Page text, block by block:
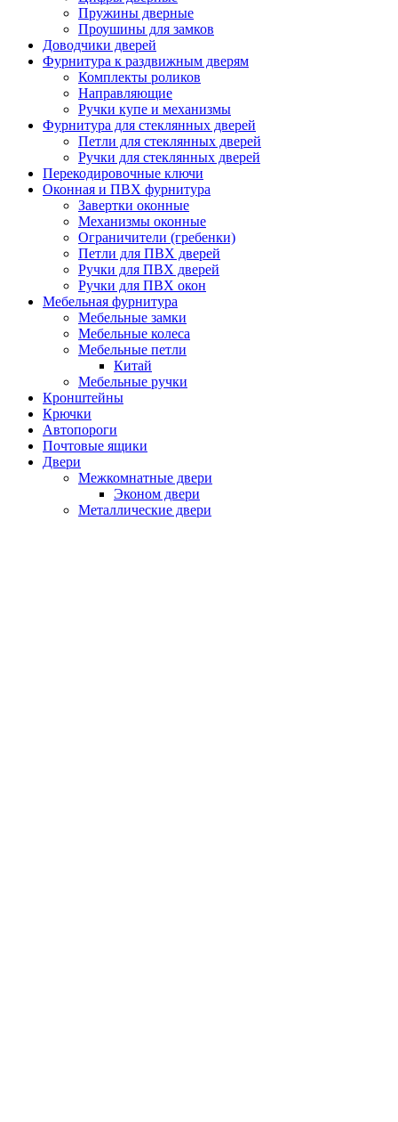
Пружины дверные
Проушины для замков
Доводчики дверей
Фурнитура к раздвижным дверям
Комплекты роликов
Направляющие
Ручки купе и механизмы
Фурнитура для стеклянных дверей
Петли для стеклянных дверей
Ручки для стеклянных дверей
Перекодировочные ключи
Оконная и ПВХ фурнитура
Завертки оконные
Механизмы оконные
Ограничители (гребенки)
Петли для ПВХ дверей
Ручки для ПВХ дверей
Ручки для ПВХ окон
Мебельная фурнитура
Мебельные замки
Мебельные колеса
Мебельные петли
Китай
Мебельные ручки
Кронштейны
Крючки
Автопороги
Почтовые ящики
Двери
Межкомнатные двери
Эконом двери
Металлические двери